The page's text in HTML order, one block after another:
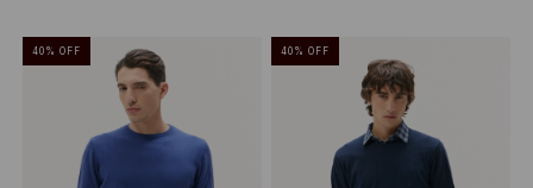
40 % OFF 40 % OFF